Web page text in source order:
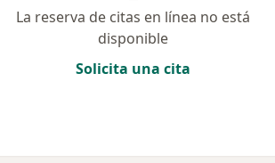
La reserva de citas en línea no está
disponible
Solicita una cita